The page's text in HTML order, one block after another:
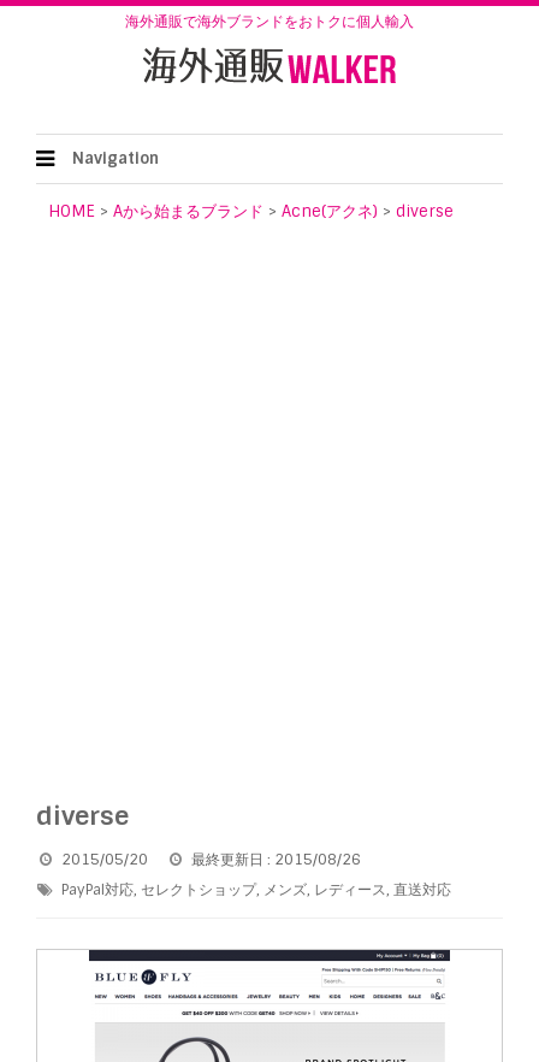
海外通販で海外ブランドをおトクに個人輸入
Navigation
HOME > Aから始まるブランド > Acne(アクネ) > diverse
diverse
2015/05/20
最終更新日 : 2015/08/26
PayPal対応, セレクトショップ, メンズ, レディース, 直送対応